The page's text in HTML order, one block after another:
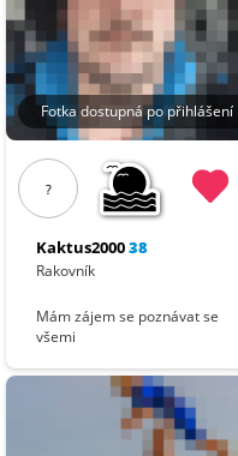
Fotka dostupná po přihlášení
?
Kaktus200038
Rakovník
Mám zájem se poznávat se
všemi